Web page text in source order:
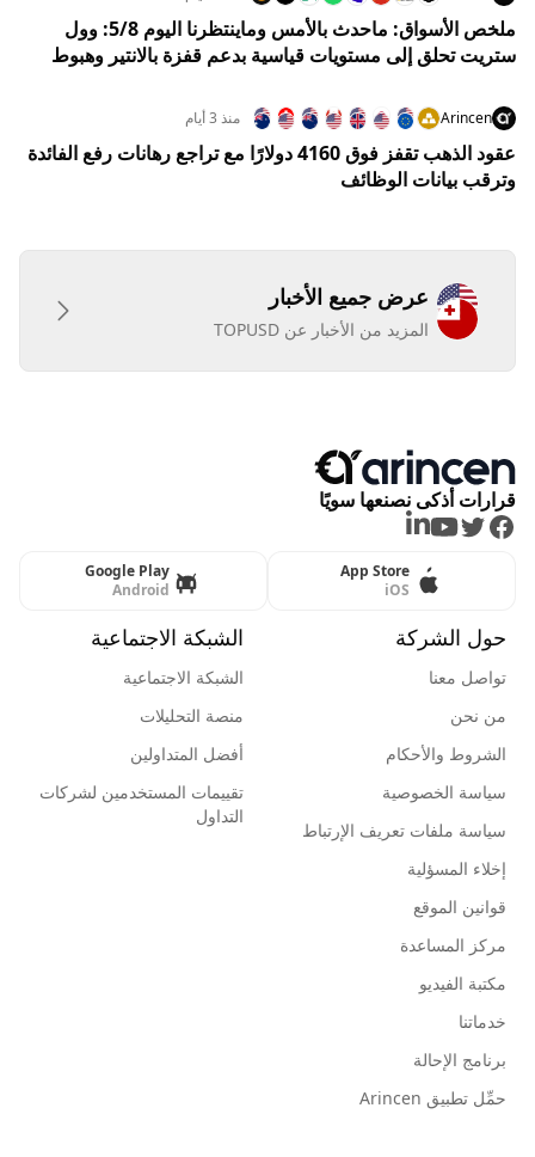
ملخص الأسواق: ماحدث بالأمس وماينتظرنا اليوم 5/8: وول
ستريت تحلق إلى مستويات قياسية بدعم قفزة بالانتير وهبوط
Arincen منذ 3 أيام
عقود الذهب تقفز فوق 4160 دولارًا مع تراجع رهانات رفع الفائدة
وترقب بيانات الوظائف
عرض جميع الأخبار
المزيد من الأخبار عن TOPUSD
قرارات أذكى نصنعها سويًا
Facebook
Twitter
Youtube
LinkedIn
App Store
iOS
Google Play
Android
حول الشركة
تواصل معنا
من نحن
الشروط والأحكام
سياسة الخصوصية
سياسة ملفات تعريف الإرتباط
إخلاء المسؤلية
قوانين الموقع
مركز المساعدة
مكتبة الفيديو
خدماتنا
برنامج الإحالة
حمِّل تطبيق Arincen
الشبكة الاجتماعية
الشبكة الاجتماعية
منصة التحليلات
أفضل المتداولين
تقييمات المستخدمين لشركات
التداول